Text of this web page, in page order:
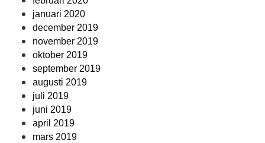
januari 2020
december 2019
november 2019
oktober 2019
september 2019
augusti 2019
juli 2019
juni 2019
april 2019
mars 2019